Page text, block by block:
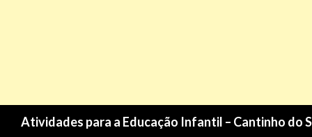
Atividades para a Educação Infantil – Cantinho do